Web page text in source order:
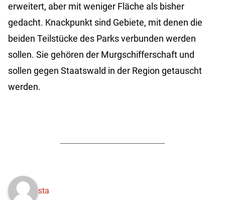
erweitert, aber mit weniger Fläche als bisher
gedacht. Knackpunkt sind Gebiete, mit denen die
beiden Teilstücke des Parks verbunden werden
sollen. Sie gehören der Murgschifferschaft und
sollen gegen Staatswald in der Region getauscht
werden.
sta